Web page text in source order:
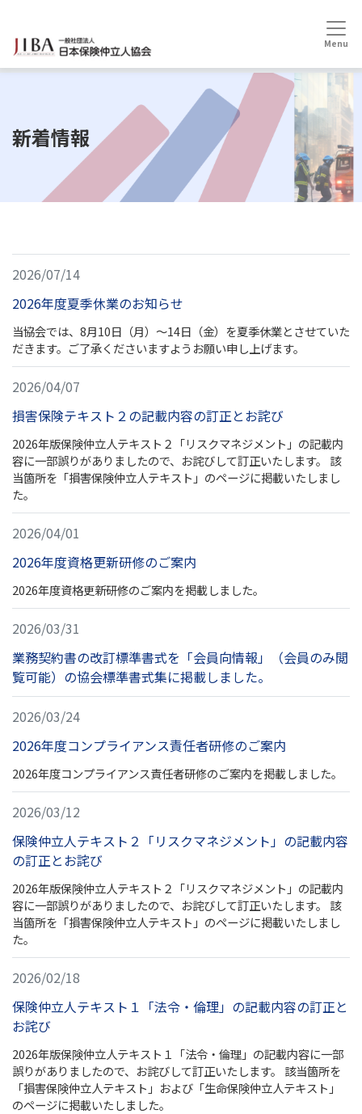
HOME 新着情報
新着情報
2026/07/14
2026年度夏季休業のお知らせ
当協会では、8月10日（月）～14日（金）を夏季休業とさせていた
だきます。ご了承くださいますようお願い申し上げます。
2026/04/07
損害保険テキスト２の記載内容の訂正とお詫び
2026年版保険仲立人テキスト２「リスクマネジメント」の記載内
容に一部誤りがありましたので、お詫びして訂正いたします。 該
当箇所を「損害保険仲立人テキスト」のページに掲載いたしまし
た。
2026/04/01
2026年度資格更新研修のご案内
2026年度資格更新研修のご案内を掲載しました。
2026/03/31
業務契約書の改訂標準書式を「会員向情報」（会員のみ閲
覧可能）の協会標準書式集に掲載しました。
2026/03/24
2026年度コンプライアンス責任者研修のご案内
2026年度コンプライアンス責任者研修のご案内を掲載しました。
2026/03/12
保険仲立人テキスト２「リスクマネジメント」の記載内容
の訂正とお詫び
2026年版保険仲立人テキスト２「リスクマネジメント」の記載内
容に一部誤りがありましたので、お詫びして訂正いたします。 該
当箇所を「損害保険仲立人テキスト」のページに掲載いたしまし
た。
2026/02/18
保険仲立人テキスト１「法令・倫理」の記載内容の訂正と
お詫び
2026年版保険仲立人テキスト１「法令・倫理」の記載内容に一部
誤りがありましたので、お詫びして訂正いたします。 該当箇所を
「損害保険仲立人テキスト」および「生命保険仲立人テキスト」
のページに掲載いたしました。